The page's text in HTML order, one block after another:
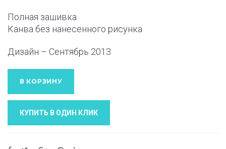
Полная зашивка
Канва без нанесенного рисунка
Дизайн – Сентябрь 2013
В КОРЗИНУ
КУПИТЬ В ОДИН КЛИК